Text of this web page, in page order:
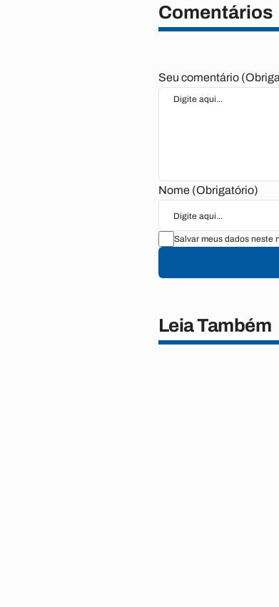
Comentários
Seu comentário
Nome (Obrigatório)
Salvar meus dados neste
Leia Também